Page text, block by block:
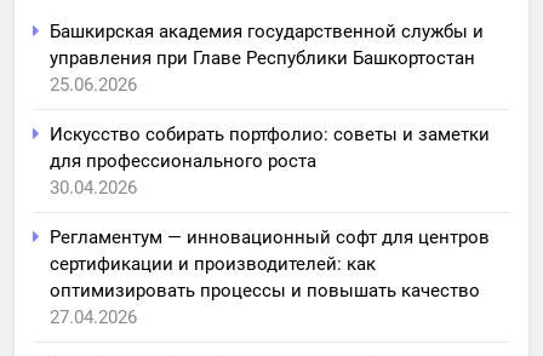
Башкирская академия государственной службы и
управления при Главе Республики Башкортостан
25.06.2026
Искусство собирать портфолио: советы и заметки
для профессионального роста
30.04.2026
Регламентум — инновационный софт для центров
сертификации и производителей: как
оптимизировать процессы и повышать качество
27.04.2026